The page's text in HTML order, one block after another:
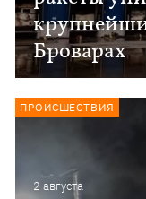
Броварах
2 августа
ПРОИСШЕСТВИЯ